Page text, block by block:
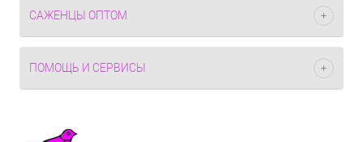
САЖЕНЦЫ ОПТОМ
ПОМОЩЬ И СЕРВИСЫ